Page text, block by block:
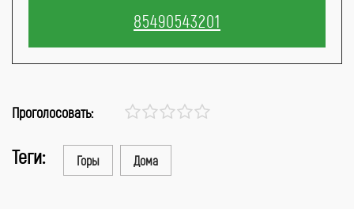
Проголосовать:
Теги: Горы Дома